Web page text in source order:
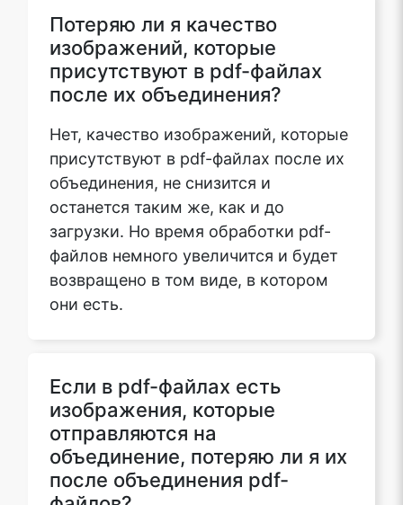
Потеряю ли я качество
изображений, которые
присутствуют в pdf-файлах
после их объединения?
Нет, качество изображений, которые
присутствуют в pdf-файлах после их
объединения, не снизится и
останется таким же, как и до
загрузки. Но время обработки pdf-
файлов немного увеличится и будет
возвращено в том виде, в котором
они есть.
Если в pdf-файлах есть
изображения, которые
отправляются на
объединение, потеряю ли я их
после объединения pdf-
файлов?